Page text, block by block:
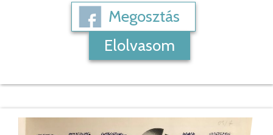
Megosztás
Elolvasom